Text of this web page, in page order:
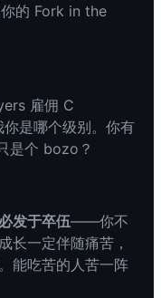
的 Fork in the
雇佣 C
是哪个级别。你有
是个 bozo？
发于卒伍——你不
长一定伴随痛苦，
能吃苦的人苦一阵